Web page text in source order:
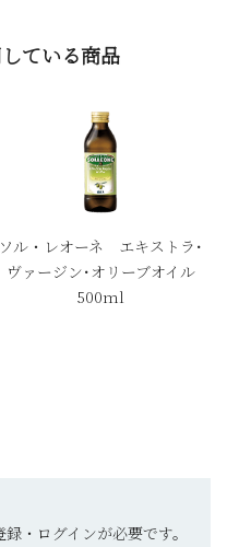
ている商品
ソル・レオーネ エキストラ･
ヴァージン･オリーブオイル
500ml
・ログインが必要です。